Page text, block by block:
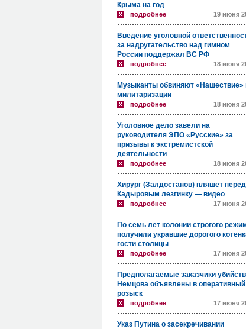
Крыма на год
подробнее 19 июня
Введение уголовной
за надругательство над гимном
России поддержал ВС РФ
подробнее 18 июня
Музыканты обвиняют «Нашествие»
милитаризации
подробнее 18 июня
Уголовное дело завели на
руководителя ЭПО «Русские» за
призывы к экстремистской
деятельности
подробнее 18 июня
Хирург (Залдостанов) пляшет перед
Кадыровым лезгинку — видео
подробнее 17 июня
По семь лет колонии строгого
получили укравшие дорогого
гости столицы
подробнее 17 июня
Предполагаемые заказчики
Немцова объявлены в оперативный
розыск
подробнее 17 июня
Указ Путина о засекречивании